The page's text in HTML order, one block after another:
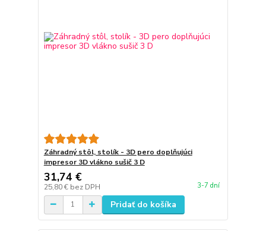
Záhradný stôl, stolík - 3D pero doplňujúci
impresor 3D vlákno sušič 3 D
31,74 €
25,80 € bez DPH 3-7 dní
Pridať do košíka